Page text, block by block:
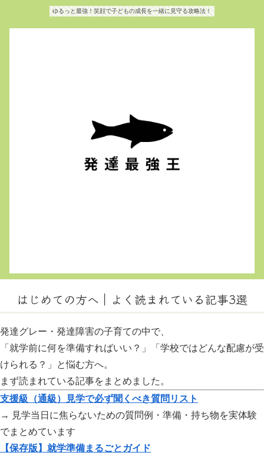
ゆるっと最強！笑顔で子どもの成長を一緒に見守る攻略法！
はじめての方へ｜よく読まれている記事3選
発達グレー・発達障害の子育ての中で、
「就学前に何を準備すればいい？」「学校ではどんな配慮が受
けられる？」と悩む方へ。
まず読まれている記事をまとめました。
支援級（通級）見学で必ず聞くべき質問リスト
→ 見学当日に焦らないための質問例・準備・持ち物を実体験
でまとめています
【保存版】就学準備まるごとガイド